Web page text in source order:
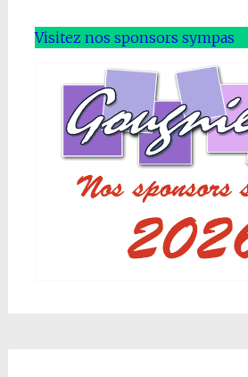
Visitez nos sponsors sympas